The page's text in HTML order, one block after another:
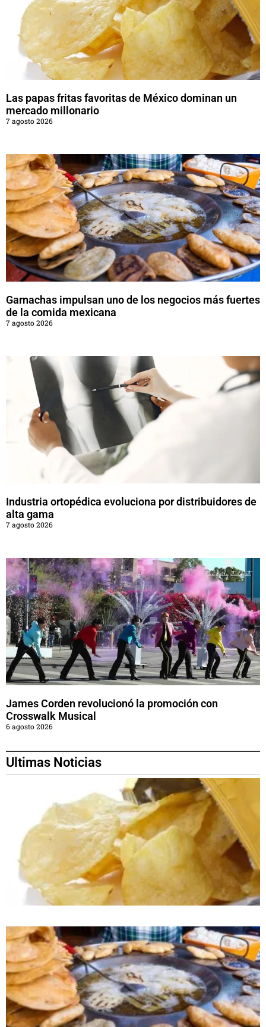
Las papas fritas favoritas de México dominan un
mercado millonario
7 agosto 2026
Garnachas impulsan uno de los negocios más fuertes
de la comida mexicana
7 agosto 2026
Industria ortopédica evoluciona por distribuidores de
alta gama
7 agosto 2026
James Corden revolucionó la promoción con
Crosswalk Musical
6 agosto 2026
Ultimas Noticias